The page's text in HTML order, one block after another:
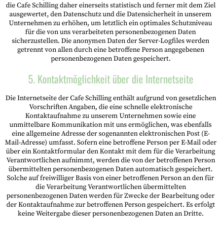
die Cafe Schilling daher einerseits statistisch und ferner mit dem Ziel
ausgewertet, den Datenschutz und die Datensicherheit in unserem
Unternehmen zu erhöhen, um letztlich ein optimales Schutzniveau
für die von uns verarbeiteten personenbezogenen Daten
sicherzustellen. Die anonymen Daten der Server-Logfiles werden
getrennt von allen durch eine betroffene Person angegebenen
personenbezogenen Daten gespeichert.
5. Kontaktmöglichkeit über die Internetseite
Die Internetseite der Cafe Schilling enthält aufgrund von gesetzlichen
Vorschriften Angaben, die eine schnelle elektronische
Kontaktaufnahme zu unserem Unternehmen sowie eine
unmittelbare Kommunikation mit uns ermöglichen, was ebenfalls
eine allgemeine Adresse der sogenannten elektronischen Post (E-
Mail-Adresse) umfasst. Sofern eine betroffene Person per E-Mail oder
über ein Kontaktformular den Kontakt mit dem für die Verarbeitung
Verantwortlichen aufnimmt, werden die von der betroffenen Person
übermittelten personenbezogenen Daten automatisch gespeichert.
Solche auf freiwilliger Basis von einer betroffenen Person an den für
die Verarbeitung Verantwortlichen übermittelten
personenbezogenen Daten werden für Zwecke der Bearbeitung oder
der Kontaktaufnahme zur betroffenen Person gespeichert. Es erfolgt
keine Weitergabe dieser personenbezogenen Daten an Dritte.